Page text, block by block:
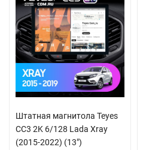
Штатная магнитола Teyes
CC3 2K 6/128 Lada Xray
(2015-2022) (13")